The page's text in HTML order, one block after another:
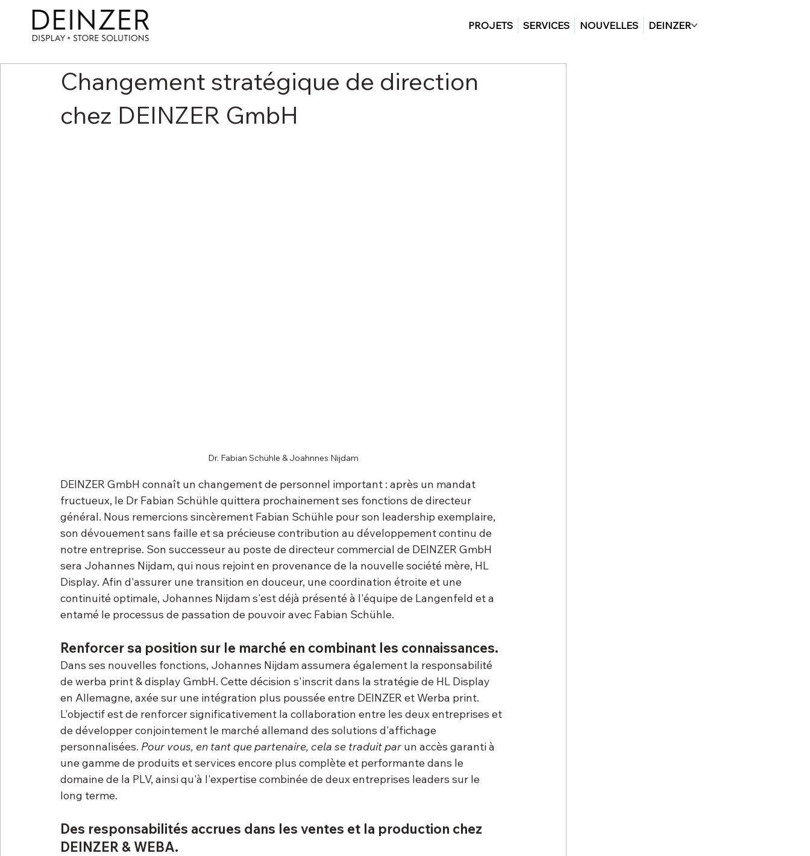
PROJETS SERVICES NOUVELLES DEINZER
Changement stratégique de direction
chez DEINZER GmbH
Dr. Fabian Schühle & Joahnnes Nijdam
DEINZER GmbH connaît un changement de personnel important : après un mandat
fructueux, le Dr Fabian Schühle quittera prochainement ses fonctions de directeur
général. Nous remercions sincèrement Fabian Schühle pour son leadership exemplaire,
son dévouement sans faille et sa précieuse contribution au développement continu de
notre entreprise. Son successeur au poste de directeur commercial de DEINZER GmbH
sera Johannes Nijdam, qui nous rejoint en provenance de la nouvelle société mère, HL
Display. Afin d'assurer une transition en douceur, une coordination étroite et une
continuité optimale, Johannes Nijdam s'est déjà présenté à l'équipe de Langenfeld et a
entamé le processus de passation de pouvoir avec Fabian Schühle.
Renforcer sa position sur le marché en combinant les connaissances.
Dans ses nouvelles fonctions, Johannes Nijdam assumera également la responsabilité
de werba print & display GmbH. Cette décision s'inscrit dans la stratégie de HL Display
en Allemagne, axée sur une intégration plus poussée entre DEINZER et Werba print.
L'objectif est de renforcer significativement la collaboration entre les deux entreprises et
de développer conjointement le marché allemand des solutions d'affichage
personnalisées. Pour vous, en tant que partenaire, cela se traduit par un accès garanti à
une gamme de produits et services encore plus complète et performante dans le
domaine de la PLV, ainsi qu'à l'expertise combinée de deux entreprises leaders sur le
long terme.
Des responsabilités accrues dans les ventes et la production chez
DEINZER & WEBA.